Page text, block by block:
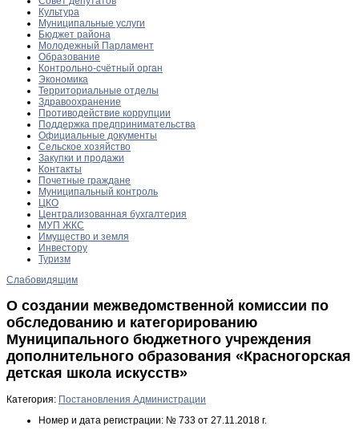
Культура
Муниципальные услуги
Бюджет района
Молодежный Парламент
Образование
Контрольно-счётный орган
Экономика
Территориальные отделы
Здравоохранение
Противодействие коррупции
Поддержка предпринимательства
Официальные документы
Сельское хозяйство
Закупки и продажи
Контакты
Почетные граждане
Муниципальный контроль
ЦКО
Централизованная бухгалтерия
МУП ЖКС
Имущество и земля
Инвестору
Туризм
Слабовидящим
О создании межведомственной комиссии по
обследованию и категорированию
Муниципального бюджетного учреждения
дополнительного образования «Красногорская
детская школа искусств»
Категория: Постановления Администрации
Номер и дата регистрации: № 733 от 27.11.2018 г.